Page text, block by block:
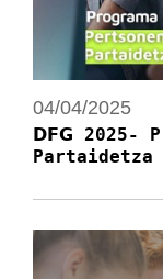
04/04/2025
𝗗𝗙𝗚 2025-
Partaidetza